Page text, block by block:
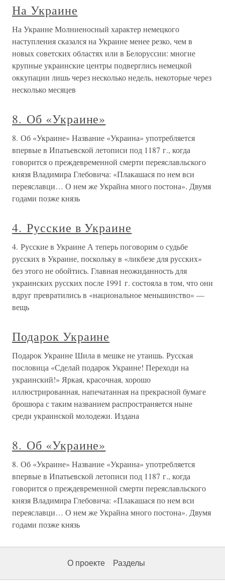
На Украине
На Украине Молниеносный характер немецкого
наступления сказался на Украине менее резко, чем в
новых советских областях или в Белоруссии: многие
крупные украинские центры подверглись немецкой
оккупации лишь через несколько недель, некоторые через
несколько месяцев
8. Об «Украине»
8. Об «Украине» Название «Украина» употребляется
впервые в Ипатьевской летописи под 1187 г., когда
говорится о преждевременной смерти переяславльского
князя Владимира Глебовича: «Плакашася по нем вси
переяславци… О нем же Украйна много постона». Двумя
годами позже князь
4. Русские в Украине
4. Русские в Украине А теперь поговорим о судьбе
русских в Украине, поскольку в «ликбезе для русских»
без этого не обойтись. Главная неожиданность для
украинских русских после 1991 г. состояла в том, что они
вдруг превратились в «национальное меньшинство» —
вещь
Подарок Украине
Подарок Украине Шила в мешке не утаишь. Русская
пословица «Сделай подарок Украине! Переходи на
украинский!» Яркая, красочная, хорошо
иллюстрированная, напечатанная на прекрасной бумаге
брошюра с таким названием распространяется ныне
среди украинской молодежи. Издана
8. Об «Украине»
8. Об «Украине» Название «Украина» употребляется
впервые в Ипатьевской летописи под 1187 г., когда
говорится о преждевременной смерти переяславльского
князя Владимира Глебовича: «Плакашася по нем вси
переяславци… О нем же Украйна много постона». Двумя
годами позже князь
О проекте Разделы